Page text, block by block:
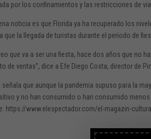
por los confinamientos y las restricciones de
noticia es que Florida ya ha recuperado los
que la llegada de turistas durante el periodo de
que va a ser una fiesta, hace dos años que no
de ventas”, dice a Efe Diego Costa, director de
señala que aunque la pandemia supuso para la
y no han consumido o han consumido
https://www.elespectador.com/el-magazin-